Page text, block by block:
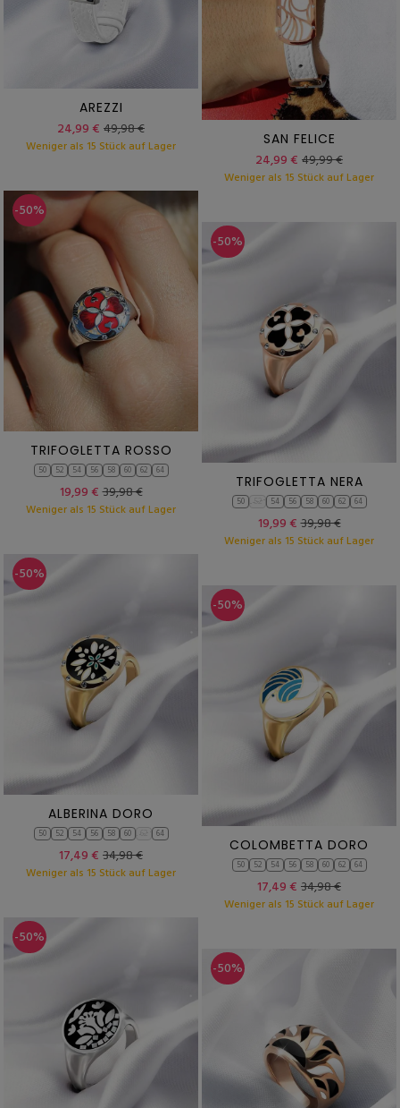
AREZZI
24,99 € 49,98 €
Weniger als 15 Stück auf Lager SAN FELICE
24,99 € 49,99 €
Weniger als 15 Stück auf Lager
-50%
TRIFOGLETTA ROSSO
50 52 54 56 58 60 62 64
19,99 €39,98 €
Weniger als 15 Stück auf Lager
-50%
TRIFOGLETTA NERA
50 54 56 58 60 62 64
19,99 €39,98 €
Weniger als 15 Stück auf Lager
-50%
ALBERINA DORO
50 52 54 56 58 60 64
17,49 € 34,98 €
Weniger als 15 Stück auf Lager
-50%
COLOMBETTA DORO
50 52 54 56 58 60 62 64
17,49 € 34,98 €
Weniger als 15 Stück auf Lager
-50%
-50%